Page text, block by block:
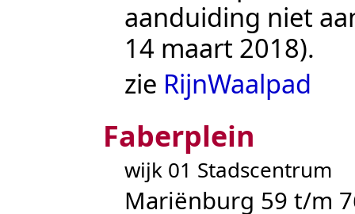
aanduiding niet
14 maart 2018).
zie RijnWaalpad
Faberplein
wijk 01 Stadscentrum
Mariënburg 59 t/m